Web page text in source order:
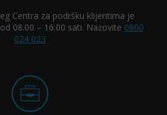
Centra za podršku klijentima je
08.00 – 16.00 sati. Nazovite 0800
024 023